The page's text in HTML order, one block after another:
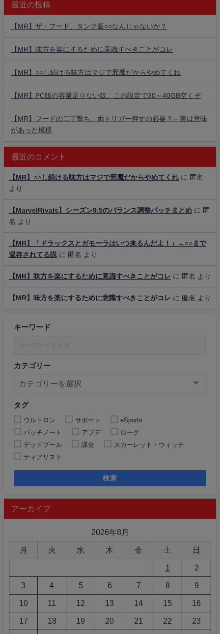
最近の投稿
【MR】ザ・フード、タンク版○○なんじゃないか？
【MR】味方を楽にするために意識すべきことがコレ
【MR】○○し続ける味方はマジで邪魔だからやめてくれ
【MR】PC版の容量足りない奴、この設定で30～40GB空くぞ
【MR】フードの二丁撃ち、両トリガー押すの必要？←実は意味
があった模様
最近のコメント
【MR】○○し続ける味方はマジで邪魔だからやめてくれ に 匿名
より
【MarvelRivals】シーズン9.5のバランス調整パッチまとめ に 匿
名 より
【MR】「ドラックスとガモーラはいつ来るんだよ！」←○○まで
温存されてる説 に 匿名 より
【MR】味方を楽にするために意識すべきことがコレ に 匿名 より
【MR】味方を楽にするために意識すべきことがコレ に 匿名 より
キーワード
カテゴリー
タグ
ウルトロン サポート
eSports
パッチノート
アプデ
ローグ
デッドプール
課金
スカーレット・ウィッチ
ティアリスト
検索
アーカイブ
2026年8月
月 火 水 木 金 土 日
1 2
3 4 5 6 7 8 9
10 11 12 13 14 15 16
17 18 19 20 21 22 23